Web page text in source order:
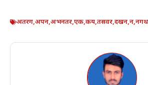
अतरग,अपन,अभनतर,एक,कय,तसवर,दखन,न,नगथ